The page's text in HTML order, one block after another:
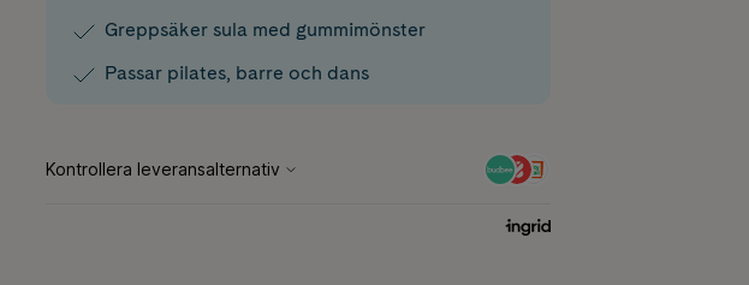
Greppsäker sula med gummimönster
Passar pilates, barre och dans